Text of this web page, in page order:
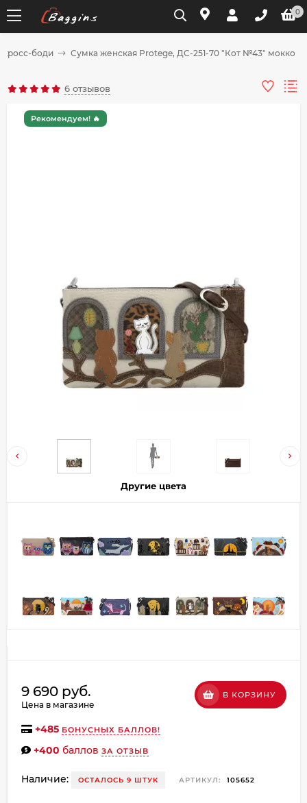
0
кросс-боди Сумка женская Protege, ДС-251-70 "Кот №43" мокко
6 отзывов
Рекомендуем! 🔥
Другие цвета
9 690 руб.
Цена в магазине
В КОРЗИНУ
+485 БОНУСНЫХ БАЛЛОВ!
+400 баллов ЗА ОТЗЫВ
Наличие: ОСТАЛОСЬ 9 ШТУК АРТИКУЛ: 105652
Разбейте
оплатуна части
Добавляйте товары
в корзину
Оплачивайте сегодня только
выбранный способом
по25%каждые 2 недели
Подробнее
2 недели
Остались вопросы?
plait.ru